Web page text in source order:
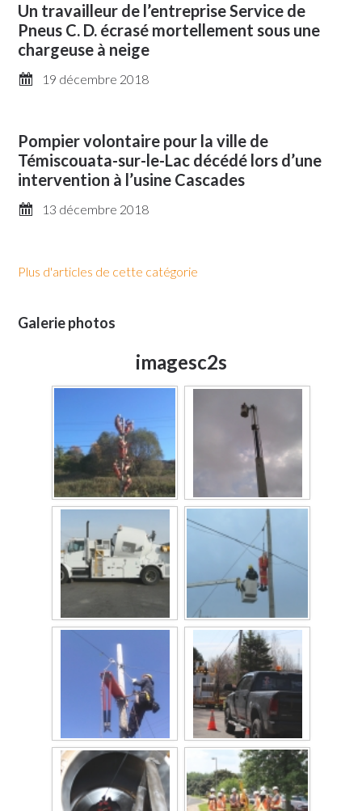
Un travailleur de l’entreprise Service de
Pneus C. D. écrasé mortellement sous une
chargeuse à neige
19 décembre 2018
Pompier volontaire pour la ville de
Témiscouata-sur-le-Lac décédé lors d’une
intervention à l’usine Cascades
13 décembre 2018
Plus d'articles de cette catégorie
Galerie photos
imagesc2s